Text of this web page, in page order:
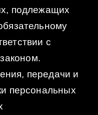
подлежащих
с
передачи и
персональных